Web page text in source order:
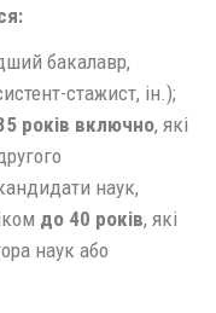
бакалавр,
стажист, ін.);
років включно, які
наук,
до 40 років, які
наук або